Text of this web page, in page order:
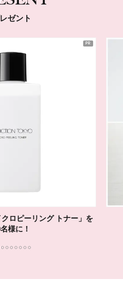
ゼント
ハット」または「ドライ
を各1名様に！